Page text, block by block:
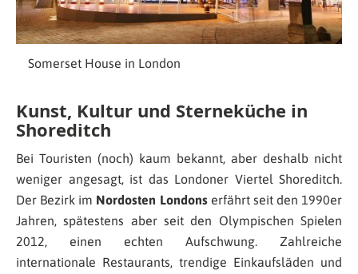
Somerset House in London
Kunst, Kultur und Sterneküche in
Shoreditch
Bei Touristen (noch) kaum bekannt, aber deshalb nicht
weniger angesagt, ist das Londoner Viertel Shoreditch.
Der Bezirk im Nordosten Londonserfährt seit den 1990er
Jahren, spätestens aber seit den Olympischen Spielen
2012, einen echten Aufschwung. Zahlreiche
internationale Restaurants, trendige Einkaufsläden und